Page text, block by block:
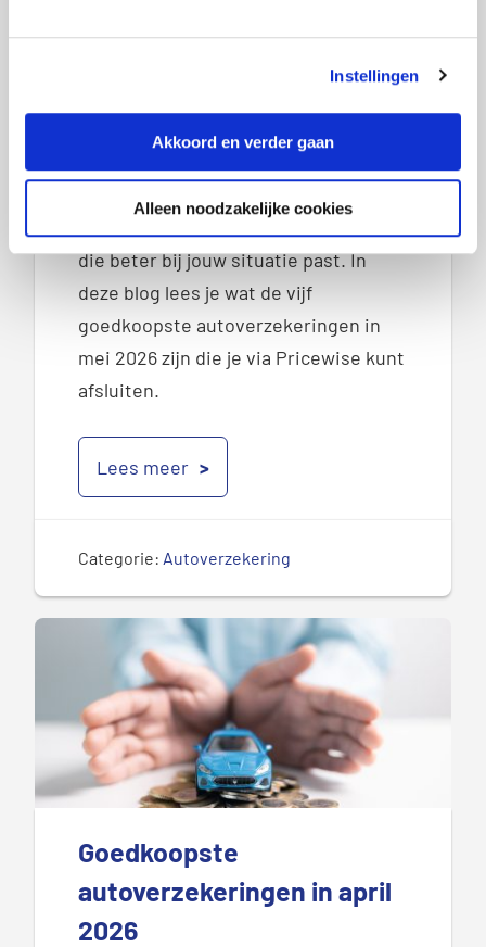
Instellingen
Akkoord en verder gaan
Alleen noodzakelijke cookies
te sluiten. Daarvoor betaal je elke
maand premie. Maar wist je dat die
die beter bij jouw situatie past. In
deze blog lees je wat de vijf
goedkoopste autoverzekeringen in
mei 2026 zijn die je via Pricewise kunt
afsluiten.
Lees meer
Categorie: Autoverzekering
Goedkoopste
autoverzekeringen in april
2026